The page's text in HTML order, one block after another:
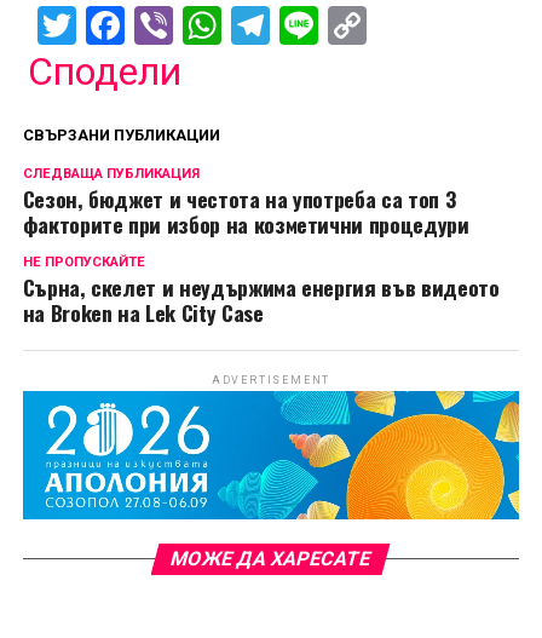
Twitter
Facebook
ViberWhatsApp
Telegram
LineCopy
Сподели
СВЪРЗАНИ ПУБЛИКАЦИИ
СЛЕДВАЩА ПУБЛИКАЦИЯ
Сезон, бюджет и честота на употреба са топ 3
факторите при избор на козметични процедури
НЕ ПРОПУСКАЙТЕ
Сърна, скелет и неудържима енергия във видеото
на Broken на Lek City Case
ADVERTISEMENT
МОЖЕ ДА ХАРЕСАТЕ